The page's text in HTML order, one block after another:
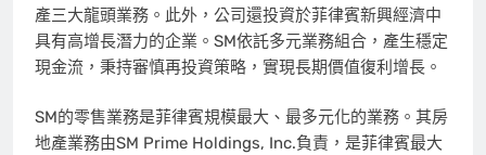
產三大龍頭業務。此外，公司還投資於菲律賓新興經濟中
具有高增長潛力的企業。SM依託多元業務組合，產生穩定
現金流，秉持審慎再投資策略，實現長期價值復利增長。
SM的零售業務是菲律賓規模最大、最多元化的業務。其房
地產業務由SM Prime Holdings, Inc.負責，是菲律賓最大